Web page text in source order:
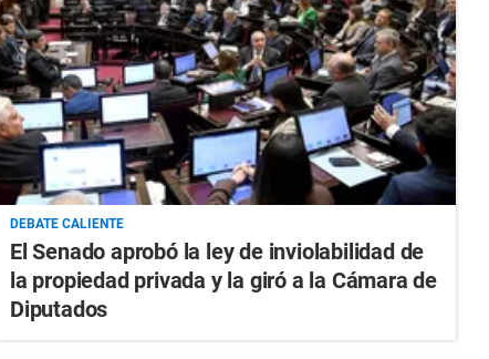
DEBATE CALIENTE
El Senado aprobó la ley de inviolabilidad de
la propiedad privada y la giró a la Cámara de
Diputados